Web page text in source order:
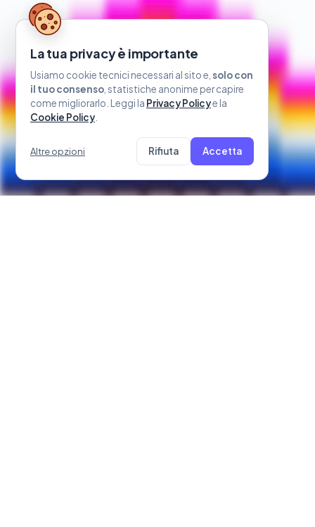
La tua privacy è importante
Usiamo cookie tecnici necessari al sito e, solo con
il tuo consenso , statistiche anonime per capire
come migliorarlo. Leggi la Privacy Policye la
Cookie Policy
Altre opzioni Rifiuta Accetta